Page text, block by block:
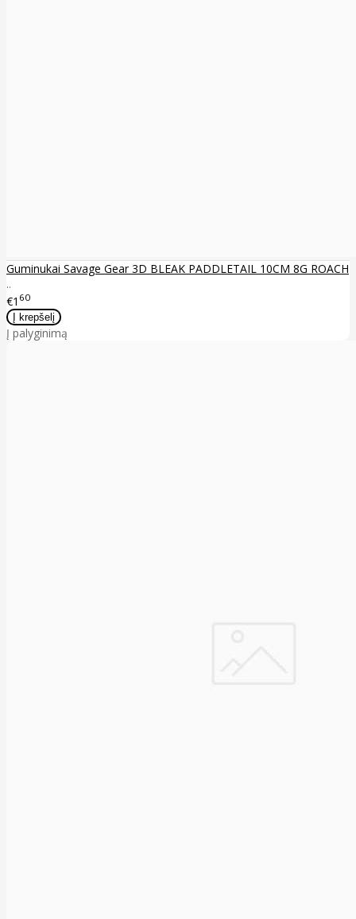
Guminukai Savage Gear 3D BLEAK PADDLETAIL 10CM 8G ROACH
..
€1 60
Į palyginimą